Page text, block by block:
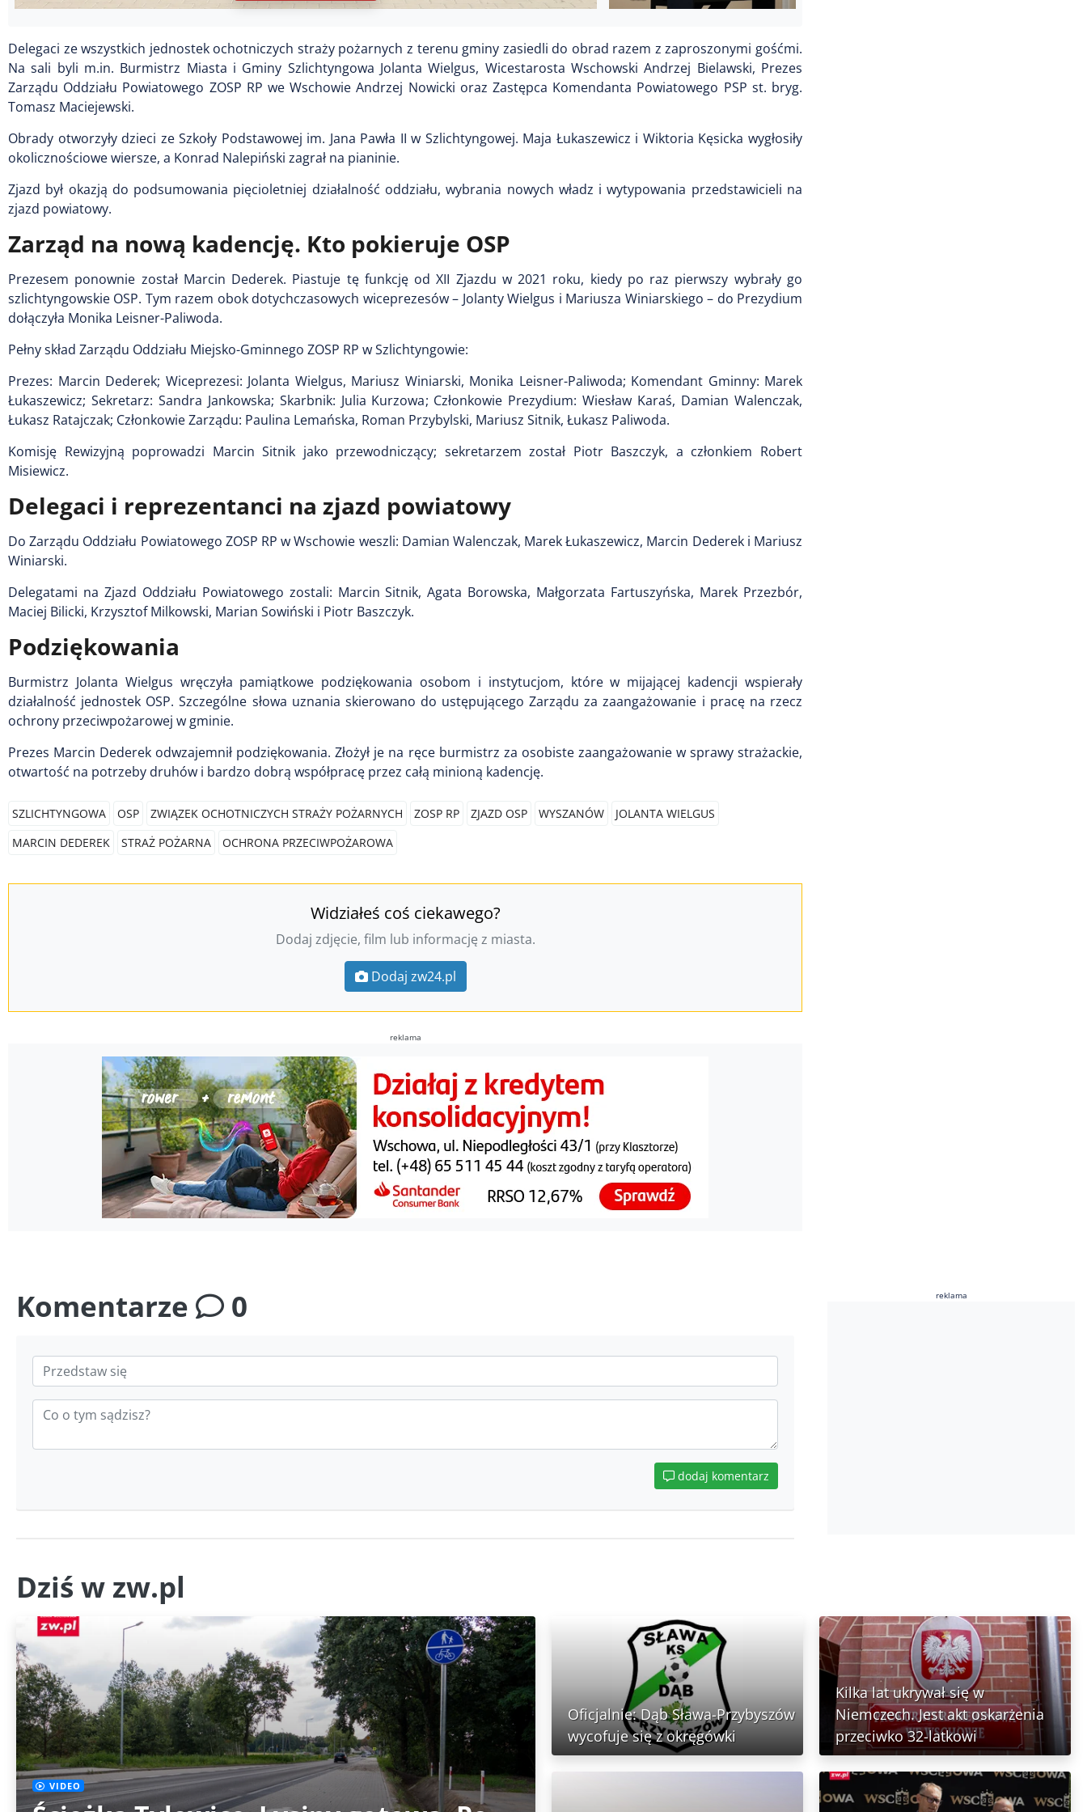
Delegaci ze wszystkich jednostek ochotniczych straży pożarnych z terenu gminy zasiedli do obrad razem z zaproszonymi gośćmi.
Na sali byli m.in. Burmistrz Miasta i Gminy Szlichtyngowa Jolanta Wielgus, Wicestarosta Wschowski Andrzej Bielawski, Prezes
Zarządu Oddziału Powiatowego ZOSP RP we Wschowie Andrzej Nowicki oraz Zastępca Komendanta Powiatowego PSP st. bryg.
Tomasz Maciejewski.
Obrady otworzyły dzieci ze Szkoły Podstawowej im. Jana Pawła II w Szlichtyngowej. Maja Łukaszewicz i Wiktoria Kęsicka wygłosiły
okolicznościowe wiersze, a Konrad Nalepiński zagrał na pianinie.
Zjazd był okazją do podsumowania pięcioletniej działalność oddziału, wybrania nowych władz i wytypowania przedstawicieli na
zjazd powiatowy.
Zarząd na nową kadencję. Kto pokieruje OSP
Prezesem ponownie został Marcin Dederek. Piastuje tę funkcję od XII Zjazdu w 2021 roku, kiedy po raz pierwszy wybrały go
szlichtyngowskie OSP. Tym razem obok dotychczasowych wiceprezesów – Jolanty Wielgus i Mariusza Winiarskiego – do Prezydium
dołączyła Monika Leisner-Paliwoda.
Pełny skład Zarządu Oddziału Miejsko-Gminnego ZOSP RP w Szlichtyngowie:
Prezes: Marcin Dederek; Wiceprezesi: Jolanta Wielgus, Mariusz Winiarski, Monika Leisner-Paliwoda; Komendant Gminny: Marek
Łukaszewicz; Sekretarz: Sandra Jankowska; Skarbnik: Julia Kurzowa; Członkowie Prezydium: Wiesław Karaś, Damian Walenczak,
Łukasz Ratajczak; Członkowie Zarządu: Paulina Lemańska, Roman Przybylski, Mariusz Sitnik, Łukasz Paliwoda.
Komisję Rewizyjną poprowadzi Marcin Sitnik jako przewodniczący; sekretarzem został Piotr Baszczyk, a członkiem Robert
Misiewicz.
Delegaci i reprezentanci na zjazd powiatowy
Do Zarządu Oddziału Powiatowego ZOSP RP w Wschowie weszli: Damian Walenczak, Marek Łukaszewicz, Marcin Dederek i Mariusz
Winiarski.
Delegatami na Zjazd Oddziału Powiatowego zostali: Marcin Sitnik, Agata Borowska, Małgorzata Fartuszyńska, Marek Przezbór,
Maciej Bilicki, Krzysztof Milkowski, Marian Sowiński i Piotr Baszczyk.
Podziękowania
Burmistrz Jolanta Wielgus wręczyła pamiątkowe podziękowania osobom i instytucjom, które w mijającej kadencji wspierały
działalność jednostek OSP. Szczególne słowa uznania skierowano do ustępującego Zarządu za zaangażowanie i pracę na rzecz
ochrony przeciwpożarowej w gminie.
Prezes Marcin Dederek odwzajemnił podziękowania. Złożył je na ręce burmistrz za osobiste zaangażowanie w sprawy strażackie,
otwartość na potrzeby druhów i bardzo dobrą współpracę przez całą minioną kadencję.
SZLICHTYNGOWA OSP ZWIĄZEK OCHOTNICZYCH STRAŻY POŻARNYCH ZOSP RP ZJAZD OSP WYSZANÓW
JOLANTA WIELGUS
MARCIN DEDEREK
STRAŻ POŻARNA OCHRONA PRZECIWPOŻAROWA
Widziałeś coś ciekawego?
Dodaj zdjęcie, film lub informację z miasta.
Dodaj zw24.pl
reklama
Komentarze 0
dodaj komentarz
reklama
Dziś w zw.pl
VIDEO
Oficjalnie: Dąb Sława-Przybyszów
wycofuje się z okręgówki
Kilka lat ukrywał się w
Niemczech. Jest akt oskarżenia
przeciwko 32-latkowi